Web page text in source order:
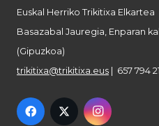
Euskal Herriko Trikitixa Elkartea
Basazabal Jauregia, Enparan
(Gipuzkoa)
trikitixa@trikitixa.eus | 657 794